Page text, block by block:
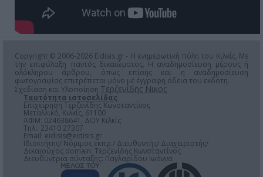
Copyright © 2006-2026 Eidisis.gr - Η ενημερωτική πύλη του Κιλκίς. Με
την επιφύλαξη παντός δικαιώματος. Η αναδημοσίευση μέρους ή
ολόκληρου άρθρου, όπως επίσης και η αναδημοσίευση
φωτογραφίας επιτρέπεται μόνο μέ έγγραφη άδεια του εκδότη.
Σχεδίαση και Υλοποίηση Τερζενίδης Νικος
Ταυτότητα ιστοσελίδας
Επιχείρηση Τερζενίδης Κωνσταντίνος
Μεταλλικό, Κιλκίς, 61100
ΑΦΜ: 024638641, ΔΟΥ Κιλκίς
Τηλ.: 23410 27307
Email: eidisis@eidisis.gr
Ιδιοκτήτης/ Νόμιμος εκπρ./ Διευθυντής/ Διαχειριστής/
Δικαιούχος domain: Τερζενίδης Κωνσταντίνος
Διευθύντρια σύνταξης: Παγλαρίδου Ιωάννα